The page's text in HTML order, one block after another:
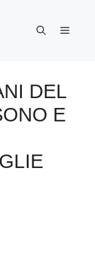
Menu
DEL
E